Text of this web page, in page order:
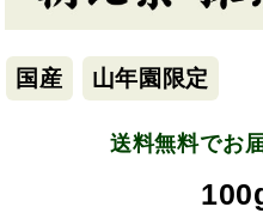
国産 山年園限定
送料無料でお